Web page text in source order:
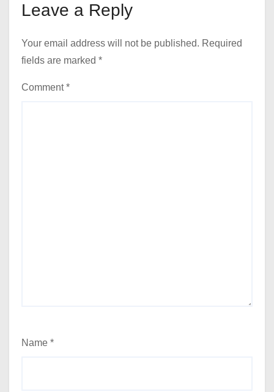
Leave a Reply
Your email address will not be published. Required
fields are marked *
Comment*
Name *